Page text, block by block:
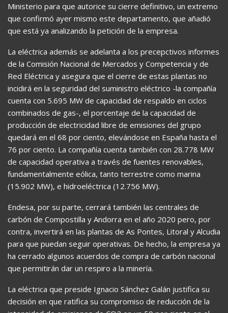
Ministerio para que autorice su cierre definitivo, un extremo
que confirmó ayer mismo este departamento, que añadió
que está ya analizando la petición de la empresa.
La eléctrica además se adelanta a los precepctivos informes
de la Comisión Nacional de Mercados y Competencia y de
Red Eléctrica y asegura que el cierre de estas plantas no
incidirá en la seguridad del suministro eléctrico -la compañía
cuenta con 5.695 MW de capacidad de respaldo en ciclos
combinados de gas-, el porcentaje de la capacidad de
producción de electricidad libre de emisiones del grupo
quedará en el 68 por ciento, elevándose en España hasta el
76 por ciento. La compañía cuenta también con 28.778 MW
de capacidad operativa a través de fuentes renovables,
fundamentalmente eólica, tanto terrestre como marina
(15.902 MW), e hidroeléctrica (12.756 MW).
Endesa, por su parte, cerrará también las centrales de
carbón de Compostilla y Andorra en el año 2020 pero, por
contra, invertirá en las plantas de As Pontes, Litoral y Alcudia
para que puedan seguir operativas. De hecho, la empresa ya
ha cerrado algunos acuerdos de compra de carbón nacional
que permitirán dar un respiro a la minería.
La eléctrica que preside Ignacio Sánchez Galán justifica su
decisión en que ratifica su compromiso de reducción de la